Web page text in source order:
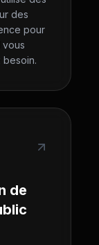
des
pour
vous
de